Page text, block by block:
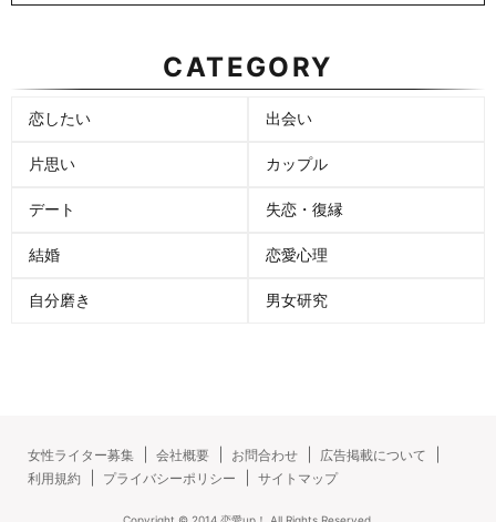
CATEGORY
恋したい 出会い
片思い カップル
デート 失恋・復縁
結婚 恋愛心理
自分磨き 男女研究
女性ライター募集 会社概要 お問合わせ
広告掲載について
利用規約
プライバシーポリシー サイトマップ